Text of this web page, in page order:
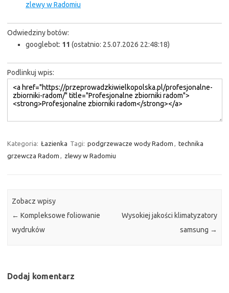
zlewy w Radomiu
Odwiedziny botów:
googlebot: 11 (ostatnio: 25.07.2026 22:48:18)
Podlinkuj wpis:
Kategoria: Łazienka Tagi: podgrzewacze wody Radom , technika
grzewcza Radom , zlewy w Radomiu
Zobacz wpisy
← Kompleksowe foliowanie
wydruków
Wysokiej jakości klimatyzatory
samsung →
Dodaj komentarz